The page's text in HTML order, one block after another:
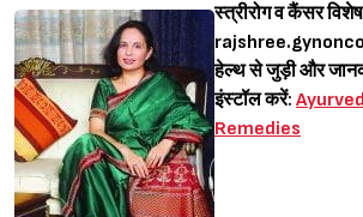
स्त्रीरोग व कैंसर
हेल्थ से जुड़ी और
इंस्टॉल करें:
Remedies